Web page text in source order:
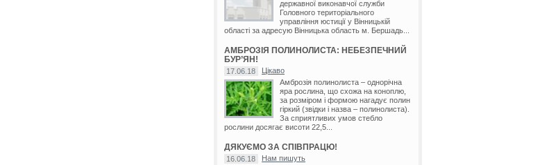
державної виконавчої служби
Головного територіального
управління юстиції у Вінницькій
області за адресую Вінницька область м. Бершадь...
АМБРОЗІЯ ПОЛИНОЛИСТА: НЕБЕЗПЕЧНИЙ
БУР’ЯН!
17.06.18
Цікаво
Амброзія полинолиста – однорічна
яра рослина, що схожа на коноплю,
за розміром і формою нагадує полин
гіркий (звідки і назва – полинолиста).
За сприятливих умов стебло
рослини досягає висоти 22,5...
ДЯКУЄМО ЗА СПІВПРАЦЮ!
16.06.18
Нам пишуть